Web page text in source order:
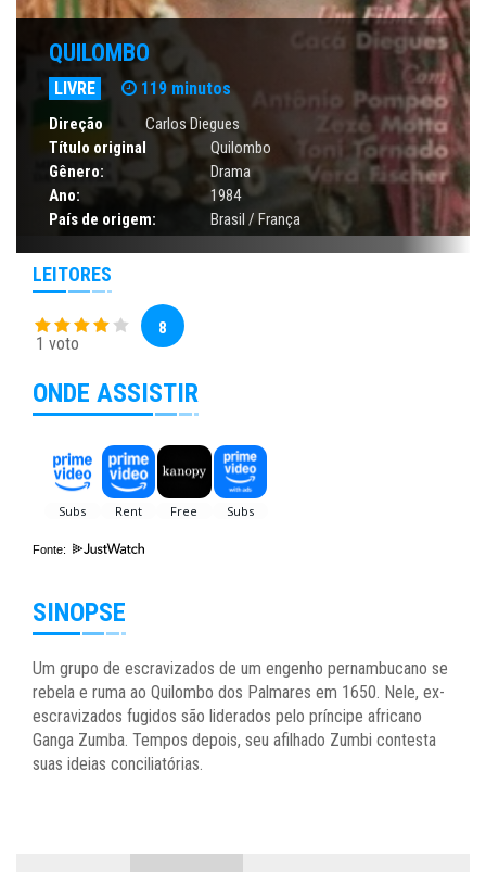
QUILOMBO
LIVRE 119 minutos
Direção
Carlos Diegues
Título original
Quilombo
Gênero:
Drama
Ano:
1984
País de origem:
Brasil / França
LEITORES
1 voto
8
ONDE ASSISTIR
Fonte:
SINOPSE
Um grupo de escravizados de um engenho pernambucano se
rebela e ruma ao Quilombo dos Palmares em 1650. Nele, ex-
escravizados fugidos são liderados pelo príncipe africano
Ganga Zumba. Tempos depois, seu afilhado Zumbi contesta
suas ideias conciliatórias.